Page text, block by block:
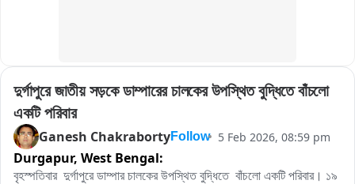
দুর্গাপুরে জাতীয় সড়কে ডাম্পারের চালকের উপস্থিত বুদ্ধিতে বাঁচলো
একটি পরিবার
Ganesh ChakrabortyFollow 5 Feb 2026, 08:59 pm
Durgapur, West Bengal:
বৃহস্পতিবার  দুর্গাপুরে ডাম্পার চালকের উপস্থিত বুদ্ধিতে  বাঁচলো একটি পরিবার। ১৯